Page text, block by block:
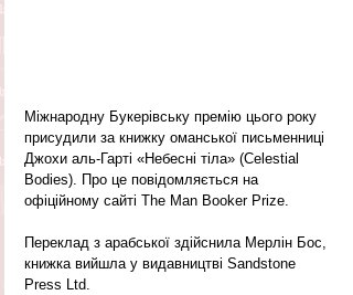
Міжнародну Букерівську премію цього року
присудили за книжку оманської письменниці
Джохи аль-Гарті «Небесні тіла» (Celestial
Bodies). Про це повідомляється на
офіційному сайті The Man Booker Prize.
Переклад з арабської здійснила Мерлін Бос,
книжка вийшла у видавництві Sandstone
Press Ltd.